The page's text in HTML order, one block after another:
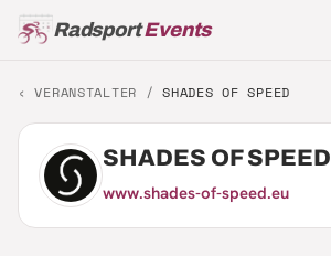
RadsportEvents
‹ VERANSTALTER /SHADES OF SPEED
SHADES OF SPEED
www.shades-of-speed.eu